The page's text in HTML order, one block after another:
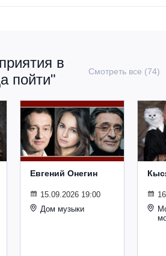
в
пойти"
Смотреть все (74)
Евгений Онегин
15.09.2026 19:00
Дом музыки